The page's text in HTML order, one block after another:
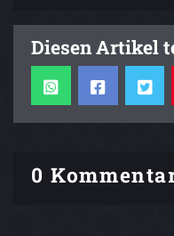
Diesen Artikel
0